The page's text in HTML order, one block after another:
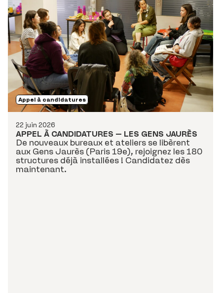
22 juin 2026
Appel à candidatures
APPEL À CANDIDATURES – LES GENS JAURÈS
De nouveaux bureaux et ateliers se libèrent
aux Gens Jaurès (Paris 19e), rejoignez les 180
structures déjà installées ! Candidatez dès
maintenant.